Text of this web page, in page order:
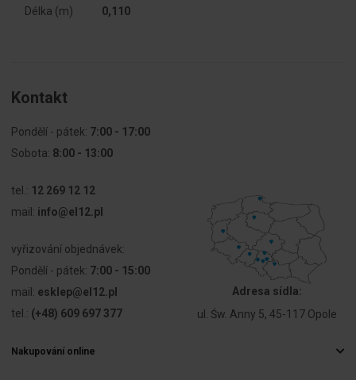
Délka (m) 0,110
Kontakt
Pondělí - pátek: 7:00 - 17:00
Sobota: 8:00 - 13:00
tel.: 12 269 12 12
mail: info@el12.pl
vyřizování objednávek:
Pondělí - pátek: 7:00 - 15:00
mail: esklep@el12.pl
tel.: (+48) 609 697 377
Adresa sídla:
ul. Św. Anny 5, 45-117 Opole
Nakupování online